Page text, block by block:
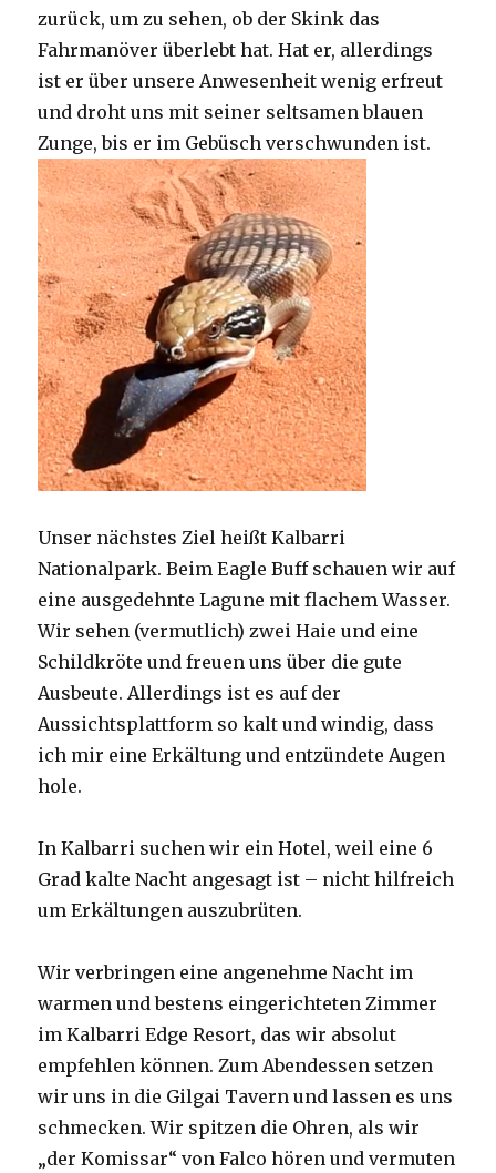
zurück, um zu sehen, ob der Skink das
Fahrmanöver überlebt hat. Hat er, allerdings
ist er über unsere Anwesenheit wenig erfreut
und droht uns mit seiner seltsamen blauen
Zunge, bis er im Gebüsch verschwunden ist.
Unser nächstes Ziel heißt Kalbarri
Nationalpark. Beim Eagle Buff schauen wir auf
eine ausgedehnte Lagune mit flachem Wasser.
Wir sehen (vermutlich) zwei Haie und eine
Schildkröte und freuen uns über die gute
Ausbeute. Allerdings ist es auf der
Aussichtsplattform so kalt und windig, dass
ich mir eine Erkältung und entzündete Augen
hole.
In Kalbarri suchen wir ein Hotel, weil eine 6
Grad kalte Nacht angesagt ist – nicht hilfreich
um Erkältungen auszubrüten.
Wir verbringen eine angenehme Nacht im
warmen und bestens eingerichteten Zimmer
im Kalbarri Edge Resort, das wir absolut
empfehlen können. Zum Abendessen setzen
wir uns in die Gilgai Tavern und lassen es uns
schmecken. Wir spitzen die Ohren, als wir
„der Komissar“ von Falco hören und vermuten